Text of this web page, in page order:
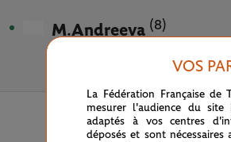
M.Andreeva (8)
VOS
La Fédération Française
mesurer l'audience du
adaptés à vos centres
déposés et sont